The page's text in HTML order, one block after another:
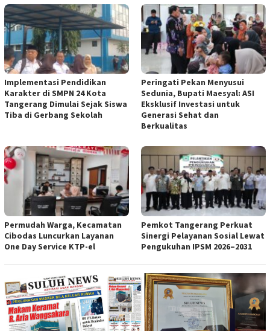
Implementasi Pendidikan
Karakter di SMPN 24 Kota
Tangerang Dimulai Sejak Siswa
Tiba di Gerbang Sekolah
Peringati Pekan Menyusui
Sedunia, Bupati Maesyal: ASI
Eksklusif Investasi untuk
Generasi Sehat dan
Berkualitas
Permudah Warga, Kecamatan
Cibodas Luncurkan Layanan
One Day Service KTP-el
Pemkot Tangerang Perkuat
Sinergi Pelayanan Sosial Lewat
Pengukuhan IPSM 2026–2031